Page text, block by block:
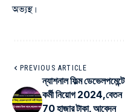
অভ্যস্থ।
PREVIOUS ARTICLE
ন্যাশনাল ফিল্ম ডেভেলপমেন্টে
কর্মী নিয়োগ 2024,বেতন
70 হাজার টাকা, আবেদন